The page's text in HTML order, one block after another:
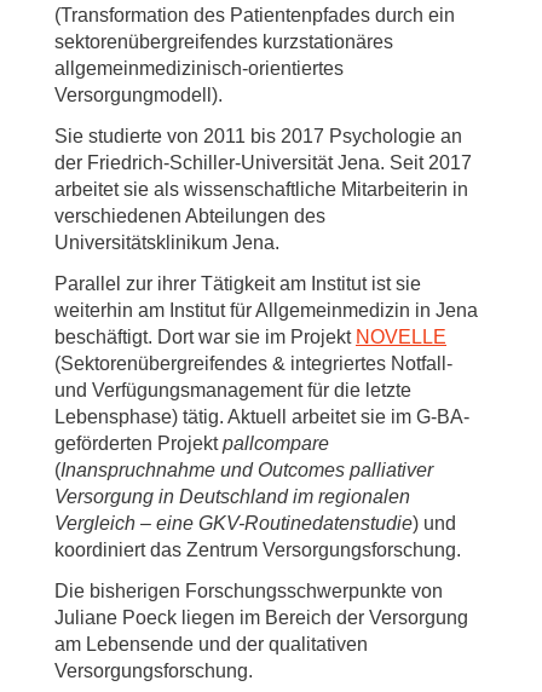
(Transformation des Patientenpfades durch ein
sektorenübergreifendes kurzstationäres
allgemeinmedizinisch-orientiertes
Versorgungmodell).
Sie studierte von 2011 bis 2017 Psychologie an
der Friedrich-Schiller-Universität Jena. Seit 2017
arbeitet sie als wissenschaftliche Mitarbeiterin in
verschiedenen Abteilungen des
Universitätsklinikum Jena.
Parallel zur ihrer Tätigkeit am Institut ist sie
weiterhin am Institut für Allgemeinmedizin in Jena
beschäftigt. Dort war sie im Projekt NOVELLE
(Sektorenübergreifendes & integriertes Notfall-
und Verfügungsmanagement für die letzte
Lebensphase) tätig. Aktuell arbeitet sie im G-BA-
geförderten Projektpallcompare
(Inanspruchnahme und Outcomes palliativer
Versorgung in Deutschland im regionalen
Vergleich – eine GKV-Routinedatenstudie) und
koordiniert das Zentrum Versorgungsforschung.
Die bisherigen Forschungsschwerpunkte von
Juliane Poeck liegen im Bereich der Versorgung
am Lebensende und der qualitativen
Versorgungsforschung.